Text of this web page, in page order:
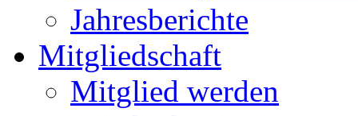
Jahresberichte
Mitgliedschaft
Mitglied werden